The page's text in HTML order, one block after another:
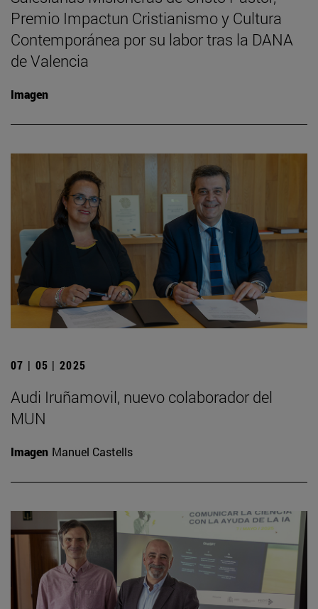
Premio Impactun Cristianismo y Cultura
Contemporánea por su labor tras la DANA
de Valencia
Imagen
07 | 05 | 2025
Audi Iruñamovil, nuevo colaborador del
MUN
Imagen Manuel Castells